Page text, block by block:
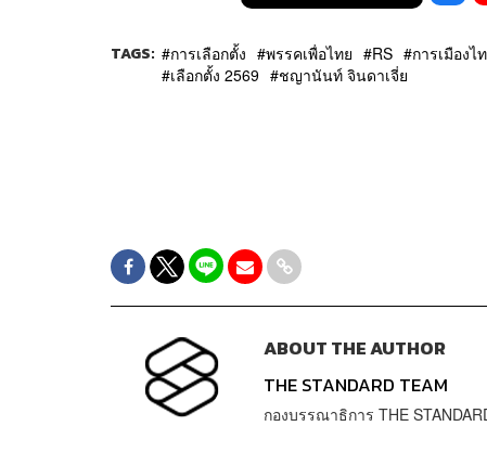
TAGS: การเลือกตั้ง พรรคเพื่อไทย RS การเมืองไ
เลือกตั้ง 2569
ชญานันท์ จินดาเจี่ย
ABOUT THE AUTHOR
THE STANDARD TEAM
กองบรรณาธิการ THE